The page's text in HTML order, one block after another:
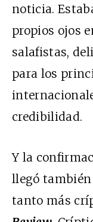
noticia.
propios ojos
salafistas,
para los
credibilidad.
Y la
llegó
tanto más